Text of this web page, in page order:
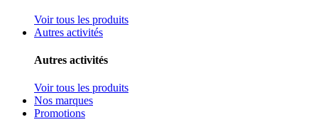
Voir tous les produits
Autres activités
Autres activités
Voir tous les produits
Nos marques
Promotions